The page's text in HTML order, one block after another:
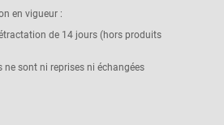
en vigueur :
de 14 jours (hors produits
ne sont ni reprises ni échangées